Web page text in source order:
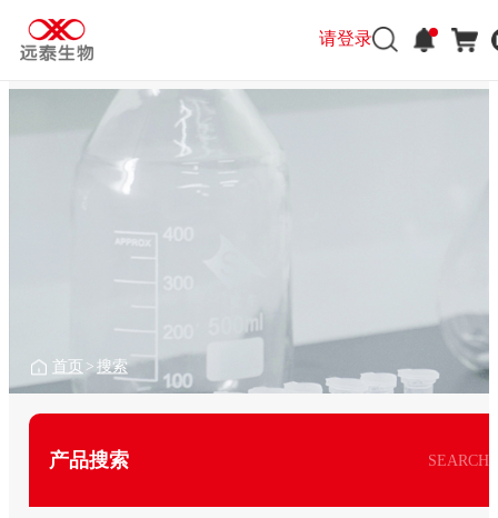
请登录
产品搜索 SEARCH
首页 > 搜索